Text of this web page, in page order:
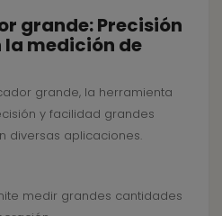
grande: Precisión
medición de
grande, la herramienta
y facilidad grandes
diversas aplicaciones.
medir grandes cantidades